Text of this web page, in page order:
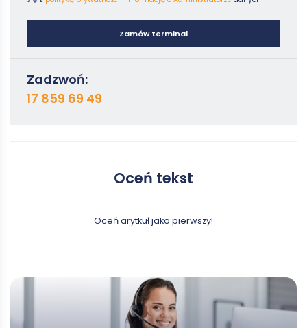
dostosowując się do potrzeb rynków i klientów. W dzisiejszym
Zamów terminal
Zadzwoń:
17 859 69 49
Oceń tekst
Oceń arytkuł jako pierwszy!